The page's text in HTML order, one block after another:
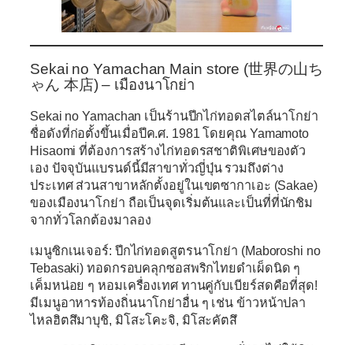
Sekai no Yamachan Main store (世界の山ち
ゃん 本店)– เมืองนาโกย่า
Sekai no Yamachan เป็นร้านปีกไก่ทอดสไตล์นาโกย่า
ชื่อดังที่ก่อตั้งขึ้นเมื่อปีค.ศ. 1981 โดยคุณ Yamamoto
Hisaomi ที่ต้องการสร้างไก่ทอดรสชาติพิเศษของตัว
เอง ปัจจุบันแบรนด์นี้มีสาขาทั่วญี่ปุ่น รวมถึงต่าง
ประเทศ ส่วนสาขาหลักตั้งอยู่ในเขตซากาเอะ (Sakae)
ของเมืองนาโกย่า ถือเป็นจุดเริ่มต้นและเป็นที่ที่นักชิม
จากทั่วโลกต้องมาลอง
เมนูซิกเนเจอร์: ปีกไก่ทอดสูตรนาโกย่า (Maboroshi no
Tebasaki) ทอดกรอบคลุกซอสพริกไทยดำเผ็ดนิด ๆ
เค็มหน่อย ๆ หอมเครื่องเทศ ทานคู่กับเบียร์สดคือที่สุด!
มีเมนูอาหารท้องถิ่นนาโกย่าอื่น ๆ เช่น ข้าวหน้าปลา
ไหลฮิตสึมาบุชิ, มิโสะโคะจิ, มิโสะคัตสึ